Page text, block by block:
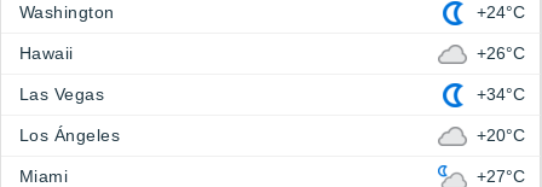
Washington +24°C
Hawaii +26°C
Las Vegas +34°C
Los Ángeles +20°C
Miami +27°C